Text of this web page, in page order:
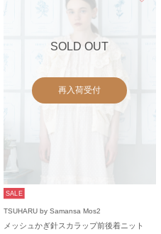
SOLD OUT
再入荷受付
SALE
TSUHARU by Samansa Mos2
メッシュかぎ針スカラップ前後着ニット